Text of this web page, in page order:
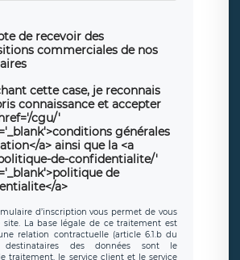
de recevoir des
commerciales de nos
cette case, je reconnais
connaissance et accepter
cgu/'
générales
a> ainsi que la <a
de-confidentialite/'
de
a>
d’inscription vous permet de vous
site. La base légale de ce traitement est
relation contractuelle (article 6.1.b du
destinataires des données sont le
traitement, le service client et le service